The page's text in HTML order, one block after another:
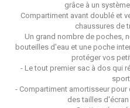
grâce à un
Compartiment avant doublé et
chaussures de
Un grand nombre de poches,
bouteilles d'eau et une poche
protéger vos
- Le tout premier sac à dos qui
- Compartiment amortisseur
des tailles